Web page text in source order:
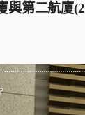
與第二航廈